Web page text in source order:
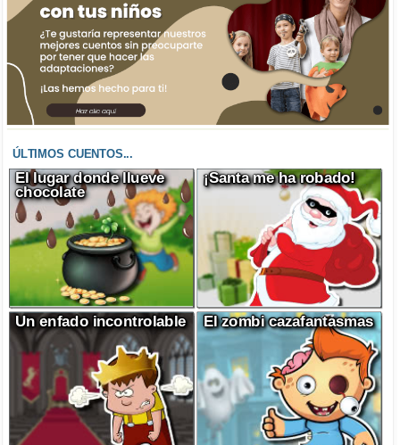
ÚLTIMOS CUENTOS...
El lugar donde llueve
chocolate
¡Santa me ha robado!
Un enfado incontrolable El zombi cazafantasmas